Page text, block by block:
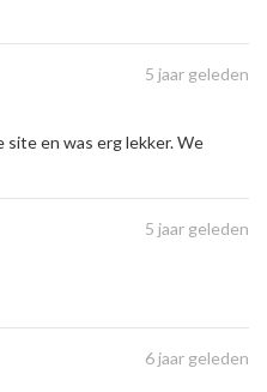
5 jaar geleden
site en was erg lekker. We
5 jaar geleden
6 jaar geleden